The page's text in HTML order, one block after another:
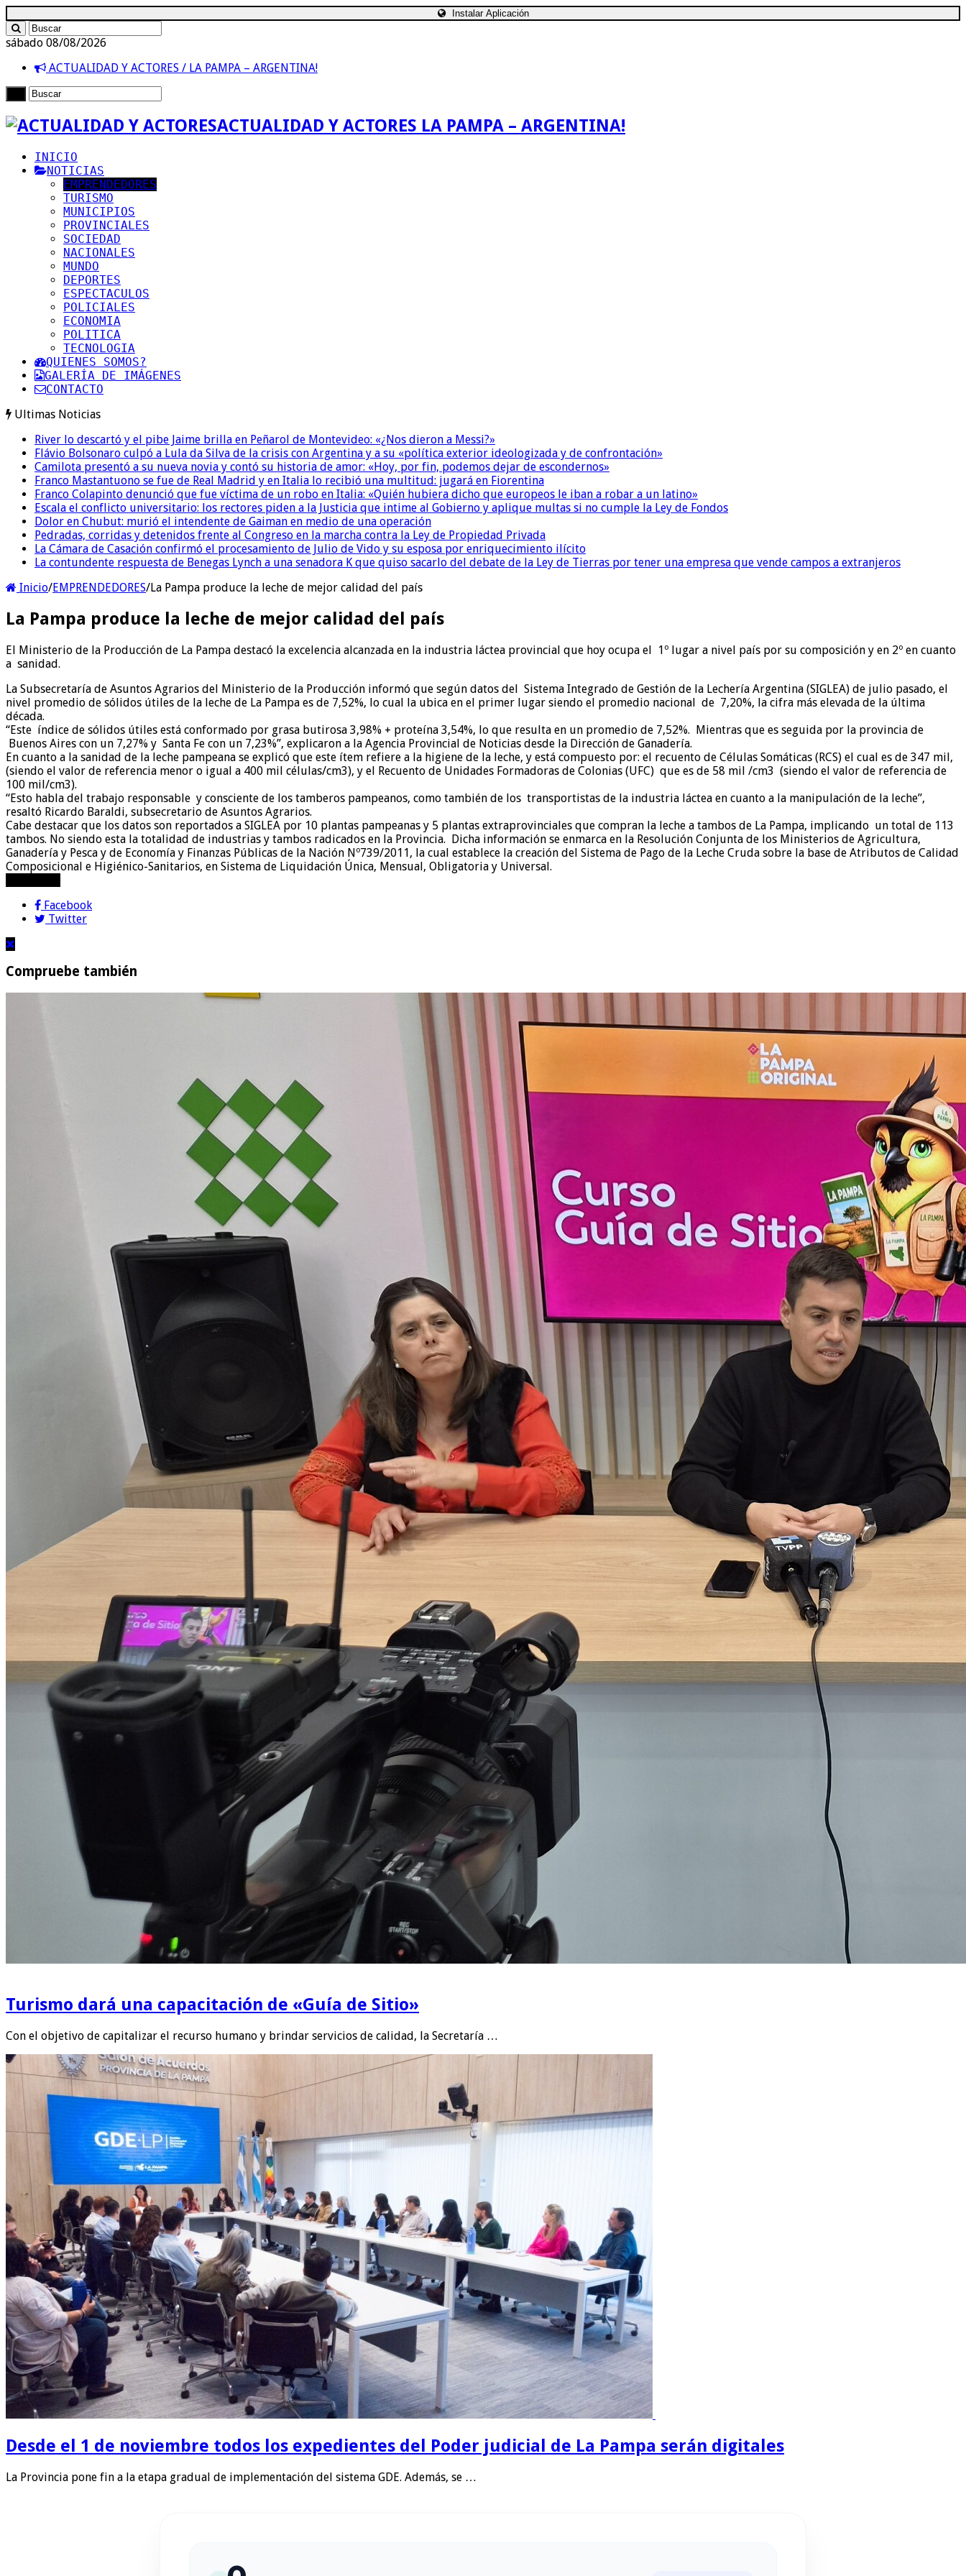
Instalar Aplicación
sábado 08/08/2026
ACTUALIDAD Y ACTORES / LA PAMPA – ARGENTINA!
ACTUALIDAD Y ACTORES LA PAMPA – ARGENTINA!
INICIO
NOTICIAS
EMPRENDEDORES
TURISMO
MUNICIPIOS
PROVINCIALES
SOCIEDAD
NACIONALES
MUNDO
DEPORTES
ESPECTACULOS
POLICIALES
ECONOMIA
POLITICA
TECNOLOGIA
QUIENES SOMOS?
GALERÍA DE IMÁGENES
CONTACTO
Ultimas Noticias
River lo descartó y el pibe Jaime brilla en Peñarol de Montevideo: «¿Nos dieron a Messi?»
Flávio Bolsonaro culpó a Lula da Silva de la crisis con Argentina y a su «política exterior ideologizada y de confrontación»
Camilota presentó a su nueva novia y contó su historia de amor: «Hoy, por fin, podemos dejar de escondernos»
Franco Mastantuono se fue de Real Madrid y en Italia lo recibió una multitud: jugará en Fiorentina
Franco Colapinto denunció que fue víctima de un robo en Italia: «Quién hubiera dicho que europeos le iban a robar a un latino»
Escala el conflicto universitario: los rectores piden a la Justicia que intime al Gobierno y aplique multas si no cumple la Ley de Fondos
Dolor en Chubut: murió el intendente de Gaiman en medio de una operación
Pedradas, corridas y detenidos frente al Congreso en la marcha contra la Ley de Propiedad Privada
La Cámara de Casación confirmó el procesamiento de Julio de Vido y su esposa por enriquecimiento ilícito
La contundente respuesta de Benegas Lynch a una senadora K que quiso sacarlo del debate de la Ley de Tierras por tener una empresa que vende campos a extranjeros
Inicio/EMPRENDEDORES/La Pampa produce la leche de mejor calidad del país
La Pampa produce la leche de mejor calidad del país
El Ministerio de la Producción de La Pampa destacó la excelencia alcanzada en la industria láctea provincial que hoy ocupa el 1º lugar a nivel país por su composición y en 2º en cuanto
a sanidad.
La Subsecretaría de Asuntos Agrarios del Ministerio de la Producción informó que según datos del Sistema Integrado de Gestión de la Lechería Argentina (SIGLEA) de julio pasado, el
nivel promedio de sólidos útiles de la leche de La Pampa es de 7,52%, lo cual la ubica en el primer lugar siendo el promedio nacional de 7,20%, la cifra más elevada de la última
década.
“Este índice de sólidos útiles está conformado por grasa butirosa 3,98% + proteína 3,54%, lo que resulta en un promedio de 7,52%. Mientras que es seguida por la provincia de
Buenos Aires con un 7,27% y Santa Fe con un 7,23%”, explicaron a la Agencia Provincial de Noticias desde la Dirección de Ganadería.
En cuanto a la sanidad de la leche pampeana se explicó que este ítem refiere a la higiene de la leche, y está compuesto por: el recuento de Células Somáticas (RCS) el cual es de 347 mil,
(siendo el valor de referencia menor o igual a 400 mil células/cm3), y el Recuento de Unidades Formadoras de Colonias (UFC) que es de 58 mil /cm3 (siendo el valor de referencia de
100 mil/cm3).
“Esto habla del trabajo responsable y consciente de los tamberos pampeanos, como también de los transportistas de la industria láctea en cuanto a la manipulación de la leche”,
resaltó Ricardo Baraldi, subsecretario de Asuntos Agrarios.
Cabe destacar que los datos son reportados a SIGLEA por 10 plantas pampeanas y 5 plantas extraprovinciales que compran la leche a tambos de La Pampa, implicando un total de 113
tambos. No siendo esta la totalidad de industrias y tambos radicados en la Provincia. Dicha información se enmarca en la Resolución Conjunta de los Ministerios de Agricultura,
Ganadería y Pesca y de Economía y Finanzas Públicas de la Nación Nº739/2011, la cual establece la creación del Sistema de Pago de la Leche Cruda sobre la base de Atributos de Calidad
Composicional e Higiénico-Sanitarios, en Sistema de Liquidación Única, Mensual, Obligatoria y Universal.
Facebook
Twitter
Compruebe también
Turismo dará una capacitación de «Guía de Sitio»
Con el objetivo de capitalizar el recurso humano y brindar servicios de calidad, la Secretaría …
Desde el 1 de noviembre todos los expedientes del Poder judicial de La Pampa serán digitales
La Provincia pone fin a la etapa gradual de implementación del sistema GDE. Además, se …